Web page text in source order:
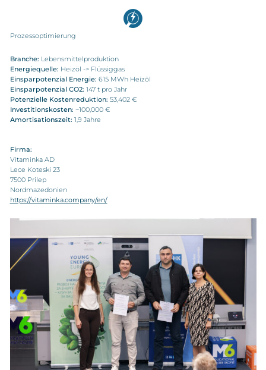
Prozessoptimierung
Branche: Lebensmittelproduktion
Energiequelle: Heizöl -> Flüssiggas
Einsparpotenzial Energie: 615 MWh Heizöl
Einsparpotenzial CO2: 147 t pro Jahr
Potenzielle Kostenreduktion: 53,402 €
Investitionskosten: ~100,000 €
Amortisationszeit: 1,9 Jahre
Firma:
Vitaminka AD
Lece Koteski 23
7500 Prilep
Nordmazedonien
https://vitaminka.company/en/